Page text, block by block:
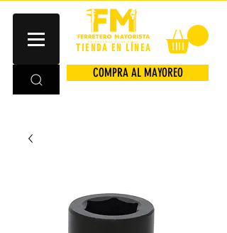
TIENDA EN LÍNEA
COMPRA AL MAYOREO